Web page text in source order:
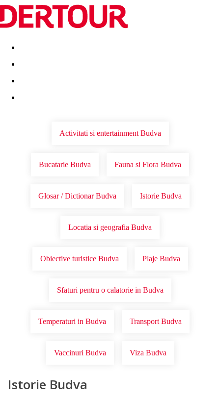
Destinatii Vacanta perfecta OFERTE DE NERATAT
Activitati si entertainment Budva
Bucatarie Budva Fauna si Flora Budva
Glosar / Dictionar Budva Istorie Budva
Locatia si geografia Budva
Obiective turistice Budva Plaje Budva
Sfaturi pentru o calatorie in Budva
Temperaturi in Budva Transport Budva
Vaccinuri Budva Viza Budva
Istorie Budva